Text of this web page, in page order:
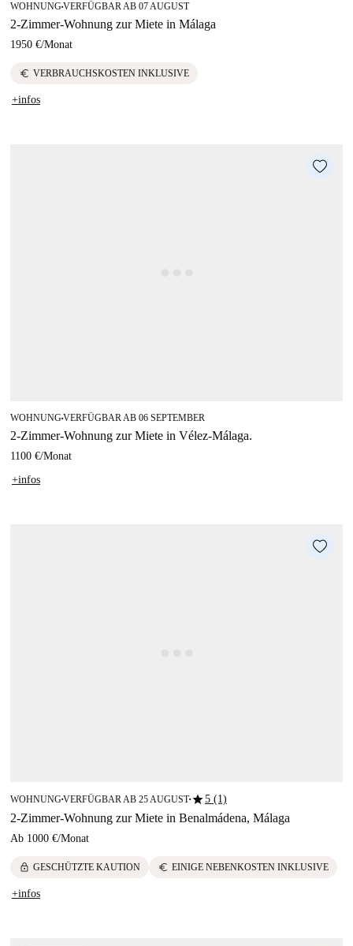
WOHNUNG■VERFÜGBAR AB 07 AUGUST
2-Zimmer-Wohnung zur Miete in Málaga
1950 €/Monat
euro VERBRAUCHSKOSTEN INKLUSIVE
+infos
WOHNUNG■VERFÜGBAR AB 06 SEPTEMBER
2-Zimmer-Wohnung zur Miete in Vélez-Málaga.
1100 €/Monat
+infos
WOHNUNG■VERFÜGBAR AB 25 AUGUST■star5 (1)
2-Zimmer-Wohnung zur Miete in Benalmádena, Málaga
Ab 1000 €/Monat
lock GESCHÜTZTE KAUTION euro EINIGE NEBENKOSTEN INKLUSIVE
+infos